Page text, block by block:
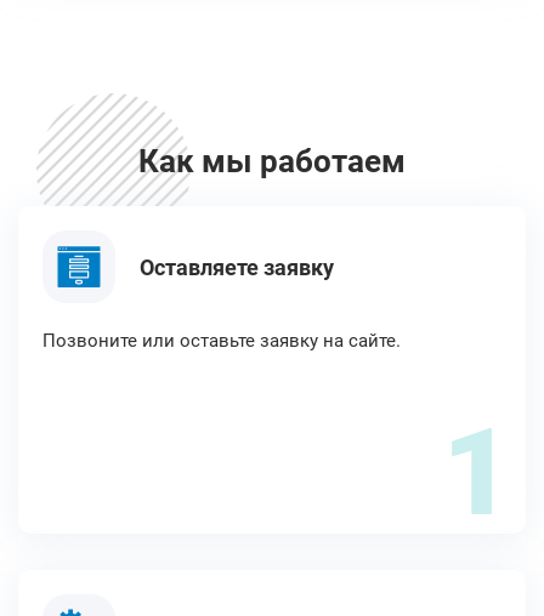
Как мы работаем
Оставляете заявку
Позвоните или оставьте заявку на сайте.
1